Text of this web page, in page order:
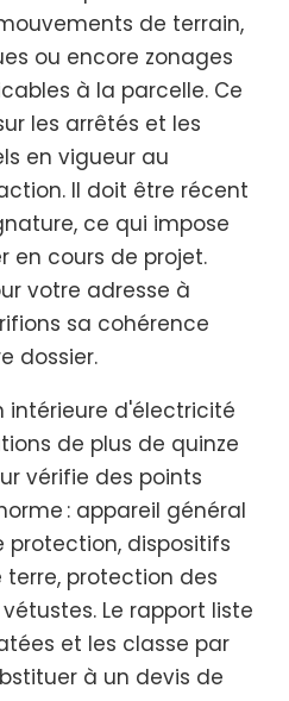
de terrain,
ou encore zonages
à la parcelle. Ce
les arrêtés et les
en vigueur au
Il doit être récent
ce qui impose
en cours de projet.
votre adresse à
sa cohérence
dossier.
intérieure d'électricité
de plus de quinze
vérifie des points
: appareil général
dispositifs
protection des
Le rapport liste
et les classe par
à un devis de